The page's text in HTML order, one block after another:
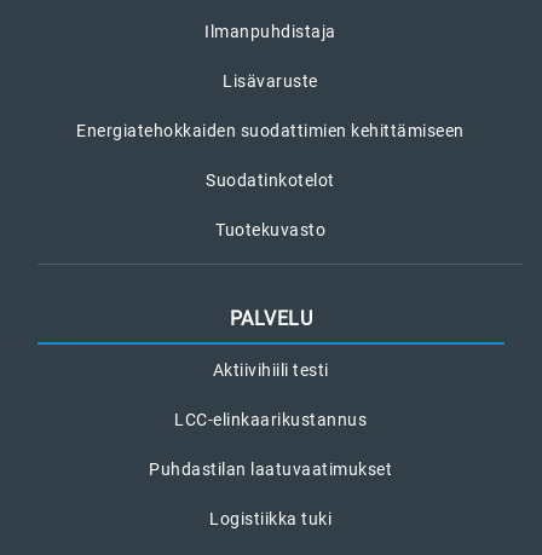
Ilmanpuhdistaja
Lisävaruste
Energiatehokkaiden suodattimien kehittämiseen
Suodatinkotelot
Tuotekuvasto
PALVELU
Aktiivihiili testi
LCC-elinkaarikustannus
Puhdastilan laatuvaatimukset
Logistiikka tuki